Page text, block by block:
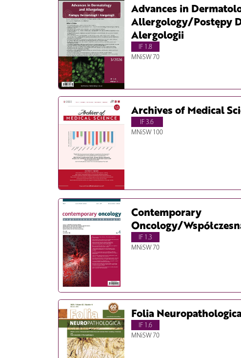
Advances in
Allergology/Postępy
Alergologii
IF 1.8
MNiSW 70
Archives of Medical
IF 3.6
MNiSW 100
Contemporary
Oncology/
IF 1.3
MNiSW 70
Folia
IF 1.6
MNiSW 70